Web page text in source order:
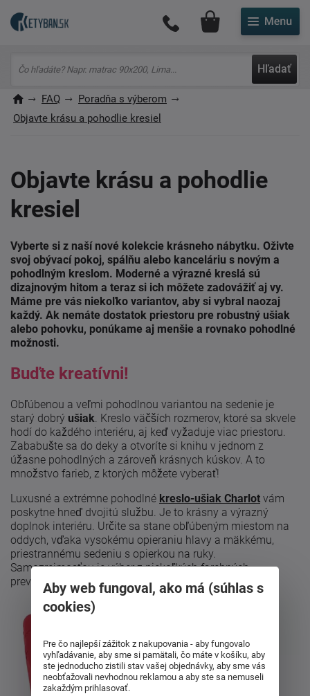
Hľadať
Môj účet
FAQ
Poradňa s výberom
Objavte krásu a pohodlie kresiel
Objavte krásu a pohodlie
kresiel
Vyberte si z naší nové kolekcie krásneho nábytku. Oživte
svoj obývací pokoj, spálňu alebo kanceláriu s novým a
pohodlným kreslom. Moderné a výrazné kreslá sú
dizajnovým hitom a teraz si ich môžete zadovážiť aj vy.
Máme pre vás niekoľko variantov, aby si vybral naozaj
každý. Ak nemáte dostatok priestoru pre robustný ušiak
alebo pohovku, ponúkame aj menšie a rovnako pohodlné
možnosti.
Buďte kreatívni!
Obľúbenou a veľmi pohodlnou variantou na sedenie je
starý dobrý ušiak. Kreslo väčších rozmerov, ktoré sa skvele
hodí do každého interiéru, aj keď vyžaduje viac priestoru.
Zababušte sa do deky a otvoríte si knihu v jednom z
úžasne pohodlných a zároveň krásnych kúskov. A to
množstvo farieb, z ktorých môžete vyberať!
Luxusné a extrémne pohodlné kreslo-ušiak Charlot vám
poskytne hneď dvojitú službu. Je to krásny a výrazný
doplnok interiéru. Určite sa stane obľúbeným miestom na
oddych, vďaka vysokému opieraniu hlavy a mäkkému,
priestrannému sedeniu s opierkou na ruky.
Samozrejmosťou je výber z niekoľkých farebných
prevedení, ktoré očaria každého.
Aby web fungoval, ako má (súhlas s
cookies)
Pre čo najlepší zážitok z nakupovania - aby fungovalo
vyhľadávanie, aby sme si pamätali, čo máte v košíku, aby
ste jednoducho zistili stav vašej objednávky, aby sme vás
neobťažovali nevhodnou reklamou a aby ste sa nemuseli
zakaždým prihlasovať.